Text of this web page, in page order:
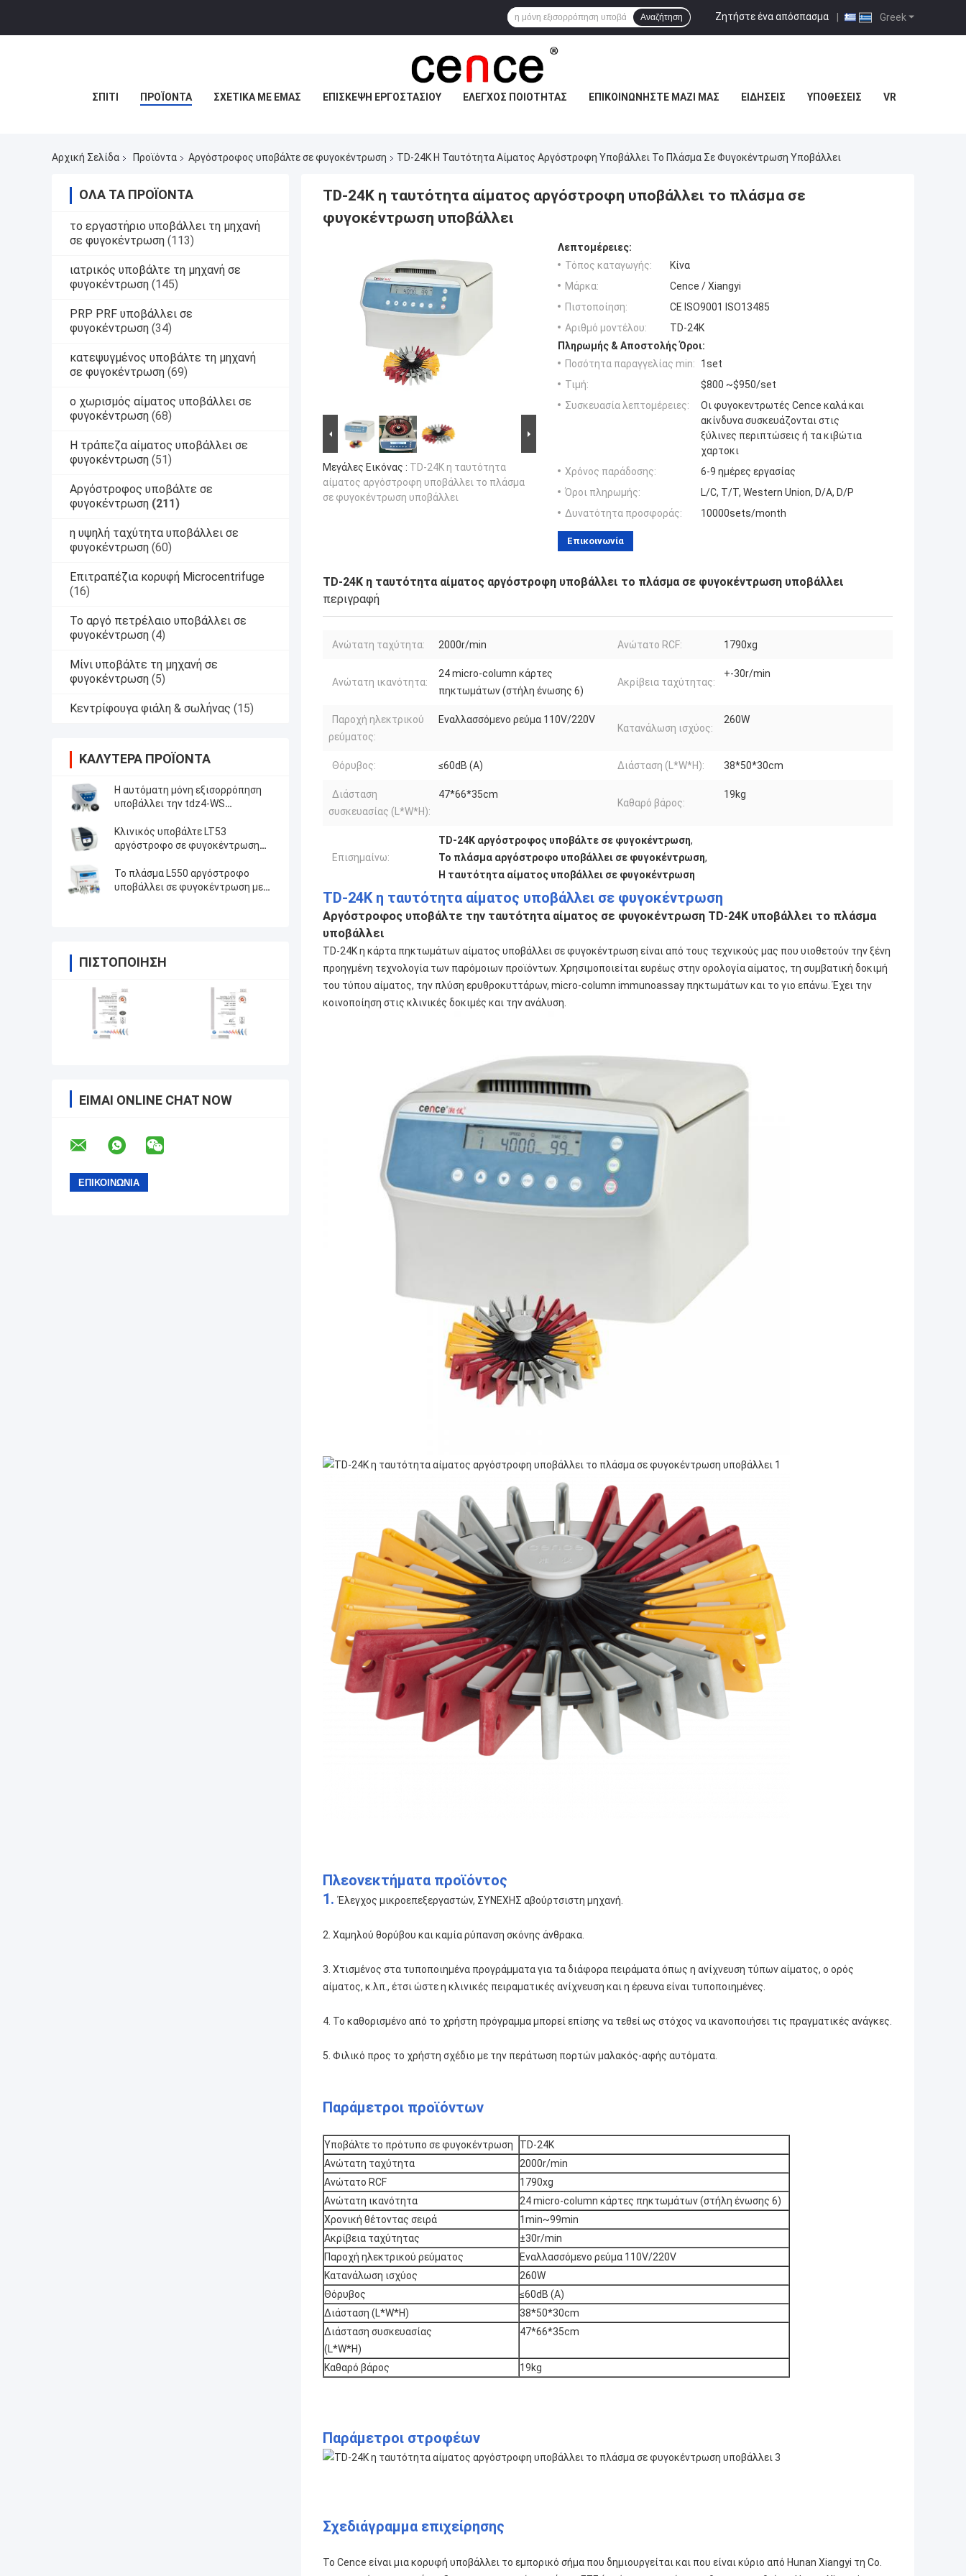
Greek
Ζητήστε ένα απόσπασμα |
Αναζήτηση
ΣΠΊΤΙ ΠΡΟΪΌΝΤΑ ΣΧΕΤΙΚΆ ΜΕ ΕΜΆΣ ΕΠΙΣΚΕΨΉ ΕΡΓΟΣΤΑΣΊΟΥ ΈΛΕΓΧΟΣ ΠΟΙΌΤΗΤΑΣ ΕΠΙΚΟΙΝΩΝΉΣΤΕ ΜΑΖΊ ΜΑΣ ΕΙΔΉΣΕΙΣ ΥΠΟΘΈΣΕΙΣ VR
Αρχική Σελίδα Προϊόντα Αργόστροφος υποβάλτε σε φυγοκέντρωση TD-24K Η Ταυτότητα Αίματος Αργόστροφη Υποβάλλει Το Πλάσμα Σε Φυγοκέντρωση Υποβάλλει
ΌΛΑ ΤΑ ΠΡΟΪΌΝΤΑ
το εργαστήριο υποβάλλει τη μηχανή
σε φυγοκέντρωση (113)
ιατρικός υποβάλτε τη μηχανή σε
φυγοκέντρωση (145)
PRP PRF υποβάλλει σε
φυγοκέντρωση (34)
κατεψυγμένος υποβάλτε τη μηχανή
σε φυγοκέντρωση (69)
ο χωρισμός αίματος υποβάλλει σε
φυγοκέντρωση (68)
Η τράπεζα αίματος υποβάλλει σε
φυγοκέντρωση (51)
Αργόστροφος υποβάλτε σε
φυγοκέντρωση (211)
η υψηλή ταχύτητα υποβάλλει σε
φυγοκέντρωση (60)
Επιτραπέζια κορυφή Microcentrifuge
(16)
Το αργό πετρέλαιο υποβάλλει σε
φυγοκέντρωση (4)
Μίνι υποβάλτε τη μηχανή σε
φυγοκέντρωση (5)
Κεντρίφουγα φιάλη & σωλήνας (15)
ΚΑΛΎΤΕΡΑ ΠΡΟΪΌΝΤΑ
Η αυτόματη μόνη εξισορρόπηση
υποβάλλει την tdz4-WS
υποβάλλει
Κλινικός υποβάλτε LT53
αργόστροφο σε φυγοκέντρωση
ταλάντευσης
Το πλάσμα L550 αργόστροφο
υποβάλλει σε φυγοκέντρωση με
ΠΙΣΤΟΠΟΊΗΣΗ
ΕΊΜΑΙ ONLINE CHAT NOW
TD-24K η ταυτότητα αίματος αργόστροφη υποβάλλει το πλάσμα σε
φυγοκέντρωση υποβάλλει
Μεγάλες Εικόνας : TD-24K η ταυτότητα
αίματος αργόστροφη υποβάλλει το πλάσμα
σε φυγοκέντρωση υποβάλλει
Λεπτομέρειες:
Τόπος καταγωγής:
Κίνα
Μάρκα:
Cence / Xiangyi
Πιστοποίηση:
CE ISO9001 ISO13485
Αριθμό μοντέλου:
TD-24K
Πληρωμής & Αποστολής Όροι:
Ποσότητα παραγγελίας min:
1set
Τιμή:
$800 ~$950/set
Συσκευασία λεπτομέρειες:
Οι φυγοκεντρωτές Cence καλά και
ακίνδυνα συσκευάζονται στις
ξύλινες περιπτώσεις ή τα κιβώτια
χαρτοκι
Χρόνος παράδοσης:
6-9 ημέρες εργασίας
Όροι πληρωμής:
L/C, T/T, Western Union, D/A, D/P
Δυνατότητα προσφοράς:
10000sets/month
Επικοινωνία
TD-24K η ταυτότητα αίματος αργόστροφη υποβάλλει το πλάσμα σε φυγοκέντρωση υποβάλλει
περιγραφή
Ανώτατη ταχύτητα: 2000r/min Ανώτατο RCF: 1790xg
Ανώτατη ικανότητα:
24 micro-column κάρτες
πηκτωμάτων (στήλη ένωσης 6)
Ακρίβεια ταχύτητας:
+-30r/min
Παροχή ηλεκτρικού
ρεύματος:
Εναλλασσόμενο ρεύμα 110V/220V
Κατανάλωση ισχύος:
260W
Θόρυβος: ≤60dB (Α) Διάσταση (L*W*H): 38*50*30cm
Διάσταση
συσκευασίας (L*W*H):
47*66*35cm
Καθαρό βάρος:
19kg
Επισημαίνω:
TD-24K αργόστροφος υποβάλτε σε φυγοκέντρωση,
Το πλάσμα αργόστροφο υποβάλλει σε φυγοκέντρωση,
Η ταυτότητα αίματος υποβάλλει σε φυγοκέντρωση
TD-24K η ταυτότητα αίματος υποβάλλει σε φυγοκέντρωση
Αργόστροφος υποβάλτε την ταυτότητα αίματος σε φυγοκέντρωση TD-24K υποβάλλει το πλάσμα
υποβάλλει
TD-24K η κάρτα πηκτωμάτων αίματος υποβάλλει σε φυγοκέντρωση είναι από τους τεχνικούς μας που υιοθετούν την ξένη
προηγμένη τεχνολογία των παρόμοιων προϊόντων. Χρησιμοποιείται ευρέως στην ορολογία αίματος, τη συμβατική δοκιμή
του τύπου αίματος, την πλύση ερυθροκυττάρων, micro-column immunoassay πηκτωμάτων και το γιο επάνω. Έχει την
κοινοποίηση στις κλινικές δοκιμές και την ανάλυση.
Πλεονεκτήματα προϊόντος
1.Έλεγχος μικροεπεξεργαστών, ΣΥΝΕΧΗΣ αβούρτσιστη μηχανή.
2. Χαμηλού θορύβου και καμία ρύπανση σκόνης άνθρακα.
3. Χτισμένος στα τυποποιημένα προγράμματα για τα διάφορα πειράματα όπως η ανίχνευση τύπων αίματος, ο ορός
αίματος, κ.λπ., έτσι ώστε η κλινικές πειραματικές ανίχνευση και η έρευνα είναι τυποποιημένες.
4. Το καθορισμένο από το χρήστη πρόγραμμα μπορεί επίσης να τεθεί ως στόχος να ικανοποιήσει τις πραγματικές ανάγκες.
5. Φιλικό προς το χρήστη σχέδιο με την περάτωση πορτών μαλακός-αφής αυτόματα.
Παράμετροι προϊόντων
Υποβάλτε το πρότυπο σε φυγοκέντρωση
TD-24K
Ανώτατη ταχύτητα
2000r/min
Ανώτατο RCF
1790xg
Ανώτατη ικανότητα
24 micro-column κάρτες πηκτωμάτων (στήλη ένωσης 6)
Χρονική θέτοντας σειρά
1min~99min
Ακρίβεια ταχύτητας
±30r/min
Παροχή ηλεκτρικού ρεύματος
Εναλλασσόμενο ρεύμα 110V/220V
Κατανάλωση ισχύος
260W
Θόρυβος
≤60dB (Α)
Διάσταση (L*W*H)
38*50*30cm
Διάσταση συσκευασίας
(L*W*H)
47*66*35cm
Καθαρό βάρος 19kg
Παράμετροι στροφέων
Σχεδιάγραμμα επιχείρησης
Το Cence είναι μια κορυφή υποβάλλει το εμπορικό σήμα που δημιουργείται και που είναι κύριο από Hunan Xiangyi τη Co.